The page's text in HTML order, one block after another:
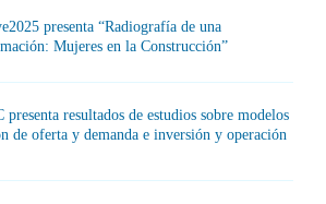
presenta “Radiografía de una
Mujeres en la Construcción”
presenta resultados de estudios sobre modelos
de oferta y demanda e inversión y operación